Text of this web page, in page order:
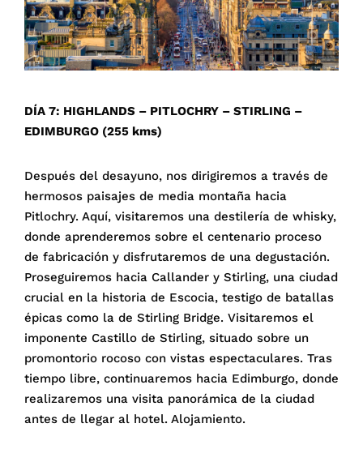
DÍA 7: HIGHLANDS – PITLOCHRY – STIRLING –
EDIMBURGO (255 kms)
Después del desayuno, nos dirigiremos a través de
hermosos paisajes de media montaña hacia
Pitlochry. Aquí, visitaremos una destilería de whisky,
donde aprenderemos sobre el centenario proceso
de fabricación y disfrutaremos de una degustación.
Proseguiremos hacia Callander y Stirling, una ciudad
crucial en la historia de Escocia, testigo de batallas
épicas como la de Stirling Bridge. Visitaremos el
imponente Castillo de Stirling, situado sobre un
promontorio rocoso con vistas espectaculares. Tras
tiempo libre, continuaremos hacia Edimburgo, donde
realizaremos una visita panorámica de la ciudad
antes de llegar al hotel. Alojamiento.